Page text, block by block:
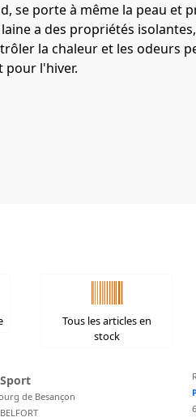
se porte à même la peau et
a des propriétés
la chaleur et les odeurs
pour l'hiver.
Tous les articles en
stock
de Besançon